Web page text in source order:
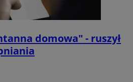
domowa" - ruszył